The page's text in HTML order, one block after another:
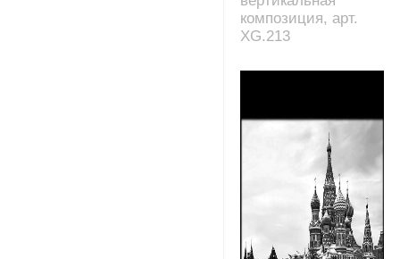
композиция, арт.
XG.213